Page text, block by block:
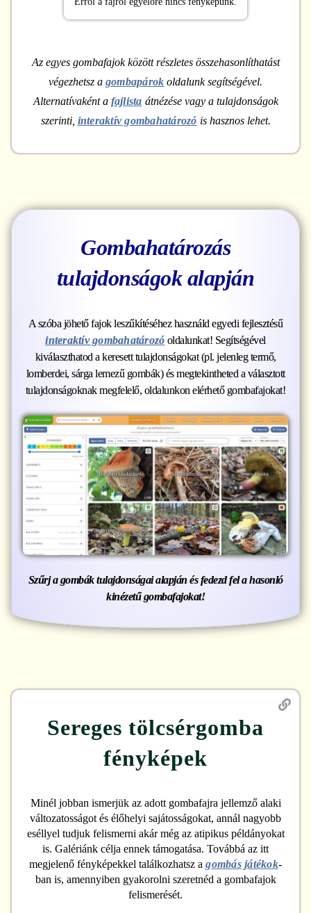
Az egyes gombafajok között részletes összehasonlíthatást
végezhetsz a gombapárok oldalunk segítségével.
Alternatívaként a fajlista átnézése vagy a tulajdonságok
szerinti, interaktív gombahatározó is hasznos lehet.
Gombahatározás
tulajdonságok alapján
A szóba jöhető fajok leszűkítéséhez használd egyedi fejlesztésű
interaktív gombahatározó oldalunkat! Segítségével
kiválaszthatod a keresett tulajdonságokat (pl. jelenleg termő,
lomberdei, sárga lemezű gombák) és megtekintheted a választott
tulajdonságoknak megfelelő, oldalunkon elérhető gombafajokat!
Szűrj a gombák tulajdonságai alapján és fedezd fel a hasonló
kinézetű gombafajokat!
Sereges tölcsérgomba
fényképek
Minél jobban ismerjük az adott gombafajra jellemző alaki
változatosságot és élőhelyi sajátosságokat, annál nagyobb
eséllyel tudjuk felismerni akár még az atipikus példányokat
is. Galériánk célja ennek támogatása. Továbbá az itt
megjelenő fényképekkel találkozhatsz a gombás játékok-
ban is, amennyiben gyakorolni szeretnéd a gombafajok
felismerését.